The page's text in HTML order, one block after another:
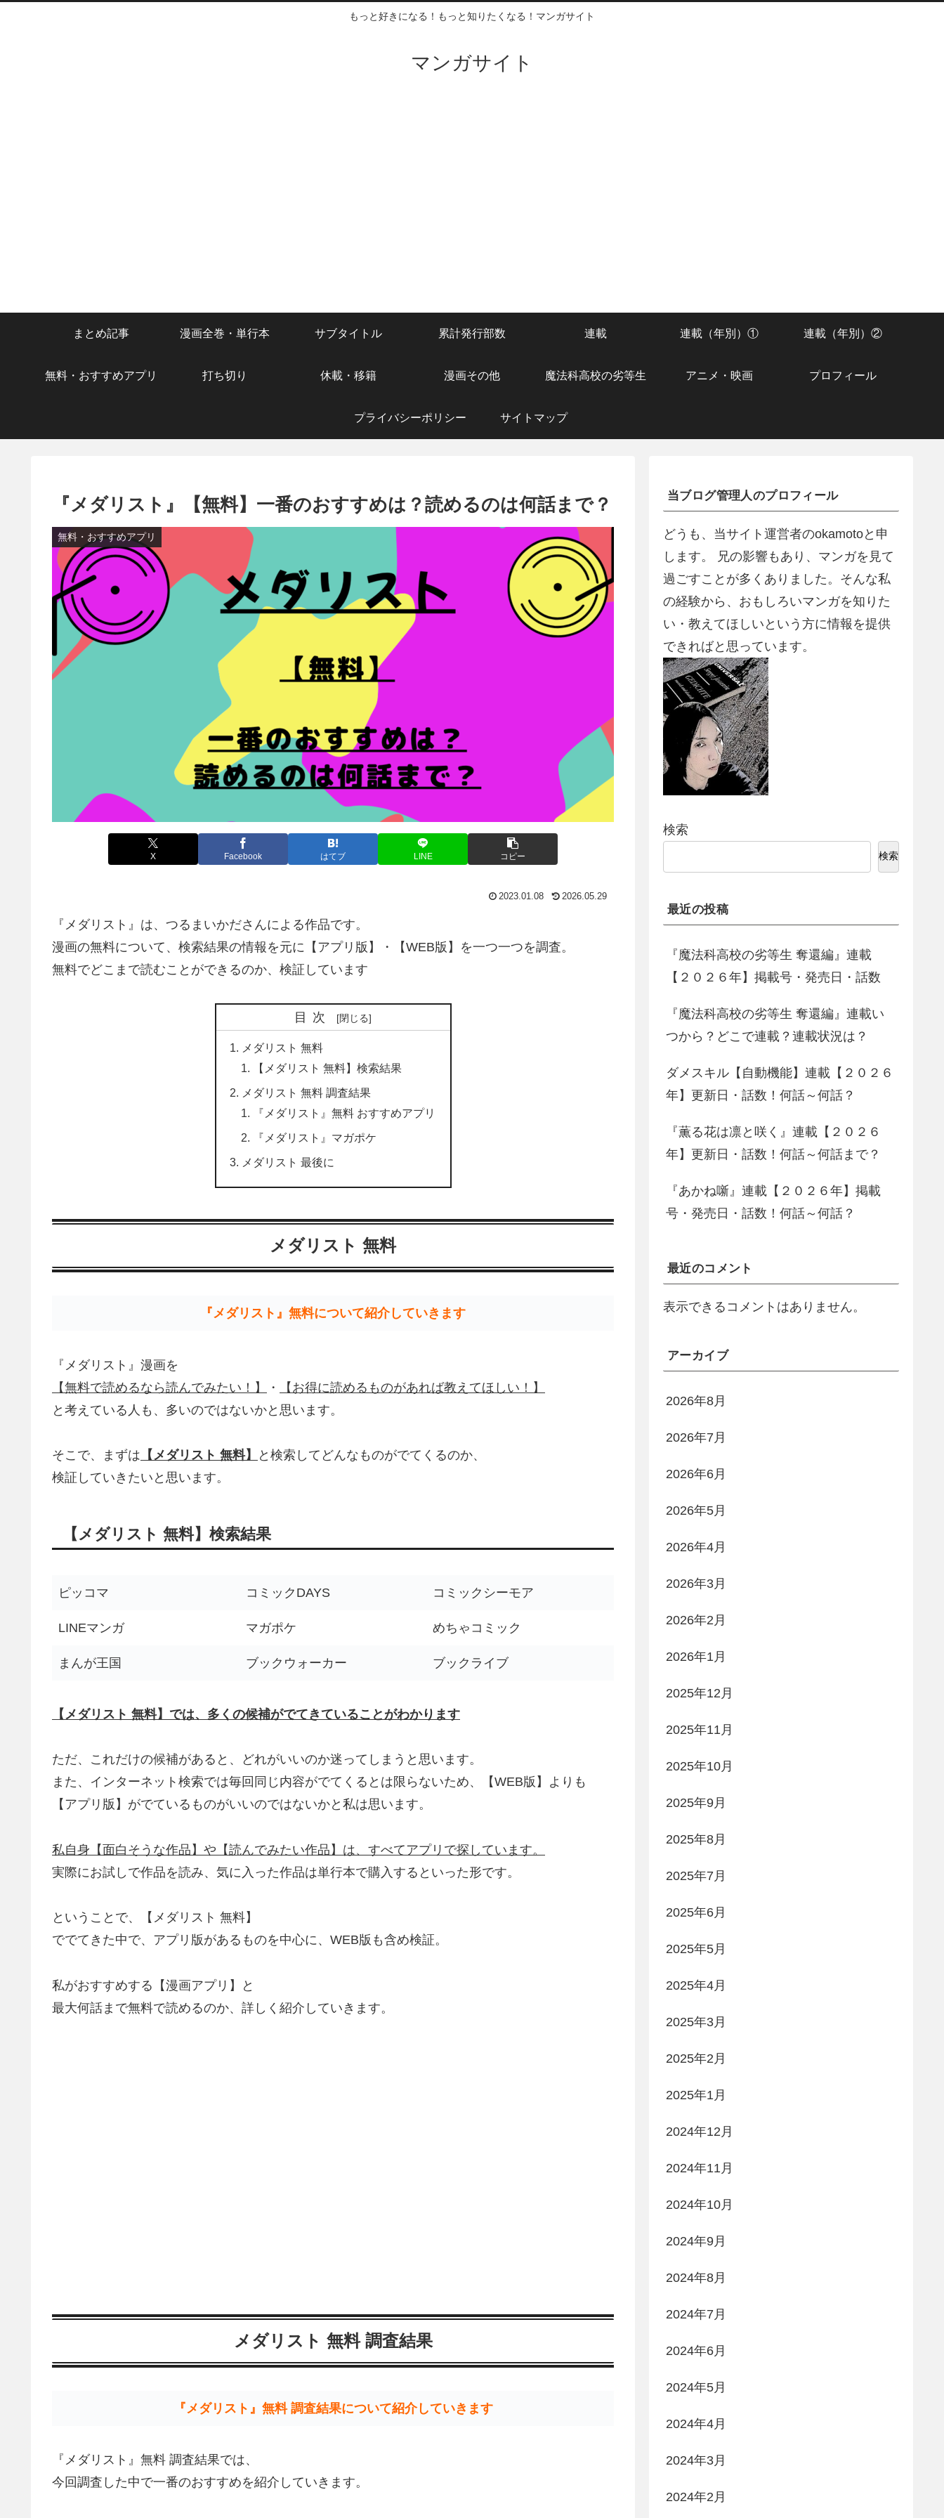
もっと好きになる！もっと知りたくなる！マンガサイト
マンガサイト
まとめ記事 漫画全巻・単行本 サブタイトル 累計発行部数 連載 連載（年別）① 連載（年別）②
無料・おすすめアプリ 打ち切り 休載・移籍 漫画その他 魔法科高校の劣等生 アニメ・映画 プロフィール
プライバシーポリシー サイトマップ
『メダリスト』【無料】一番のおすすめは？読めるのは何話まで？
無料・おすすめアプリ
X Facebook はてブ LINE コピー
2023.01.08 2026.05.29
『メダリスト』は、つるまいかださんによる作品です。
漫画の無料について、検索結果の情報を元に【アプリ版】・【WEB版】を一つ一つを調査。
無料でどこまで読むことができるのか、検証しています
目次
メダリスト 無料
【メダリスト 無料】検索結果
メダリスト 無料 調査結果
『メダリスト』無料 おすすめアプリ
『メダリスト』マガポケ
メダリスト 最後に
メダリスト 無料
『メダリスト』無料について紹介していきます
『メダリスト』漫画を
【無料で読めるなら読んでみたい！】
・
【お得に読めるものがあれば教えてほしい！】
と考えている人も、多いのではないかと思います。
そこで、まずは 【メダリスト 無料】
と検索してどんなものがでてくるのか、
検証していきたいと思います。
【メダリスト 無料】検索結果
ピッコマ コミックDAYS コミックシーモア
LINEマンガ マガポケ めちゃコミック
まんが王国 ブックウォーカー ブックライブ
【メダリスト 無料】では、多くの候補がでてきていることがわかります
ただ、これだけの候補があると、どれがいいのか迷ってしまうと思います。
また、インターネット検索では毎回同じ内容がでてくるとは限らないため、【WEB版】よりも
【アプリ版】がでているものがいいのではないかと私は思います。
私自身【面白そうな作品】や【読んでみたい作品】は、すべてアプリで探しています。
実際にお試しで作品を読み、気に入った作品は単行本で購入するといった形です。
ということで、【メダリスト 無料】
ででてきた中で、アプリ版があるものを中心に、WEB版も含め検証。
私がおすすめする【漫画アプリ】と
最大何話まで無料で読めるのか、詳しく紹介していきます。
メダリスト 無料 調査結果
『メダリスト』無料 調査結果について紹介していきます
『メダリスト』無料 調査結果では、
今回調査した中で一番のおすすめを紹介していきます。
当ブログ管理人のプロフィール
どうも、当サイト運営者のokamotoと申
します。 兄の影響もあり、マンガを見て
過ごすことが多くありました。そんな私
の経験から、おもしろいマンガを知りた
い・教えてほしいという方に情報を提供
できればと思っています。
検索
検索
最近の投稿
『魔法科高校の劣等生 奪還編』連載
【２０２６年】掲載号・発売日・話数
『魔法科高校の劣等生 奪還編』連載い
つから？どこで連載？連載状況は？
ダメスキル【自動機能】連載【２０２６
年】更新日・話数！何話～何話？
『薫る花は凛と咲く』連載【２０２６
年】更新日・話数！何話～何話まで？
『あかね噺』連載【２０２６年】掲載
号・発売日・話数！何話～何話？
最近のコメント
表示できるコメントはありません。
アーカイブ
2026年8月
2026年7月
2026年6月
2026年5月
2026年4月
2026年3月
2026年2月
2026年1月
2025年12月
2025年11月
2025年10月
2025年9月
2025年8月
2025年7月
2025年6月
2025年5月
2025年4月
2025年3月
2025年2月
2025年1月
2024年12月
2024年11月
2024年10月
2024年9月
2024年8月
2024年7月
2024年6月
2024年5月
2024年4月
2024年3月
2024年2月